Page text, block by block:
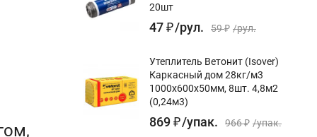
20шт
47₽/рул. 59₽ /рул.
Утеплитель Ветонит (Isover)
Каркасный дом 28кг/м3
1000х600х50мм, 8шт. 4,8м2
(0,24м3)
869₽/упак. 966₽ /упак.